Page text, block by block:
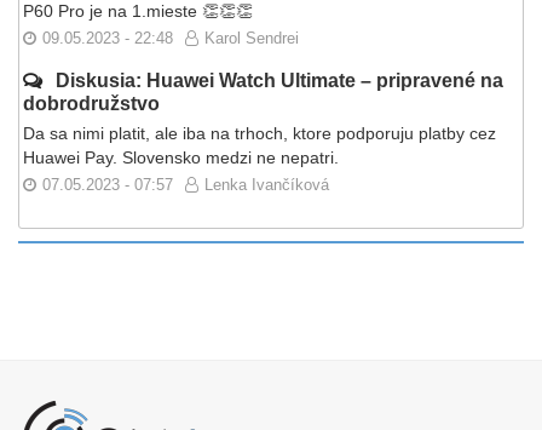
P60 Pro je na 1.mieste 👏👏👏
09.05.2023 - 22:48 Karol Sendrei
Diskusia: Huawei Watch Ultimate – pripravené na
dobrodružstvo
Da sa nimi platit, ale iba na trhoch, ktore podporuju platby cez
Huawei Pay. Slovensko medzi ne nepatri.
07.05.2023 - 07:57 Lenka Ivančíková